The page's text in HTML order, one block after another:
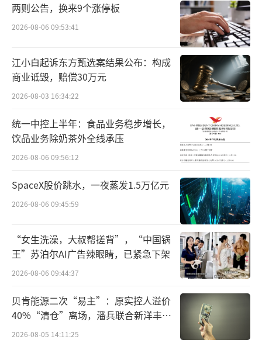
游客空空对蓝鲸新闻记者透露：“我是7月
底去的杭州浪浪浪水公园，去之后才发现那里
的水真的很脏，造浪池里甚至可以看见漂浮的
死蟑螂、护垫等异物，水质环境与宣传视频中
天差地别。回家后全身出现不同程度的瘙痒
感。”
同样是今年7月，小雅从南京玛雅海滩水公
园回来后发现，身体出现了异样的反应。小雅
对记者透露：“先是当晚小腹微疼，次日去医
院检查后才发现染上了妇科病。前前后后一共
跑了三次医院，花了不到2000元。”
两则公告，换来9个涨停板
2026-08-06 09:53:41
江小白起诉东方甄选案结果公布：构成
商业诋毁，赔偿30万元
2026-08-03 16:34:22
统一中控上半年：食品业务稳步增长，
饮品业务除奶茶外全线承压
2026-08-06 09:56:12
SpaceX股价跳水，一夜蒸发1.5万亿元
2026-08-06 09:45:59
“女生洗澡，大叔帮搓背”，“中国锅
王”苏泊尔AI广告辣眼睛，已紧急下架
2026-08-06 09:44:37
贝肯能源二次“易主”：原实控人溢价
40%“清仓”离场，潘兵联合新洋丰、
宏科百世拟入主
2026-08-05 14:11:25